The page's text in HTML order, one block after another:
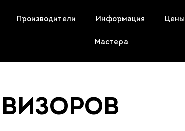
Производители Информация Цены
Мастера